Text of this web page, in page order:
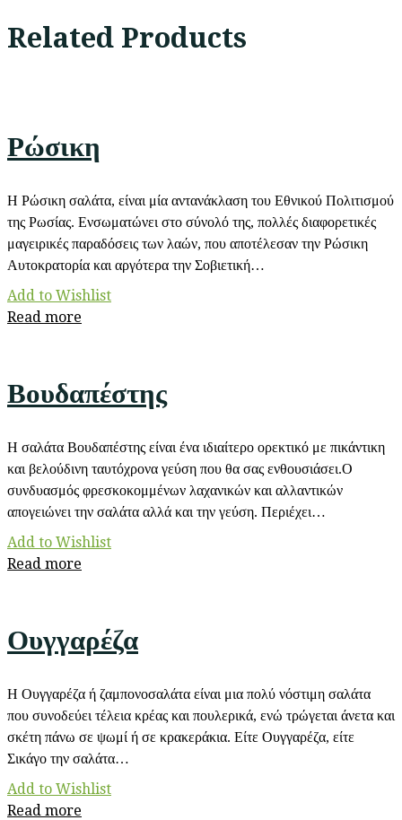
Related Products
Ρώσικη
Η Ρώσικη σαλάτα, είναι μία αντανάκλαση του Εθνικού Πολιτισμού
της Ρωσίας. Ενσωματώνει στο σύνολό της, πολλές διαφορετικές
μαγειρικές παραδόσεις των λαών, που αποτέλεσαν την Ρώσικη
Αυτοκρατορία και αργότερα την Σοβιετική…
Add to Wishlist
Read more
Βουδαπέστης
Η σαλάτα Βουδαπέστης είναι ένα ιδιαίτερο ορεκτικό με πικάντικη
και βελούδινη ταυτόχρονα γεύση που θα σας ενθουσιάσει.Ο
συνδυασμός φρεσκοκομμένων λαχανικών και αλλαντικών
απογειώνει την σαλάτα αλλά και την γεύση. Περιέχει…
Add to Wishlist
Read more
Ουγγαρέζα
Η Ουγγαρέζα ή ζαμπονοσαλάτα είναι μια πολύ νόστιμη σαλάτα
που συνοδεύει τέλεια κρέας και πουλερικά, ενώ τρώγεται άνετα και
σκέτη πάνω σε ψωμί ή σε κρακεράκια. Είτε Ουγγαρέζα, είτε
Σικάγο την σαλάτα…
Add to Wishlist
Read more